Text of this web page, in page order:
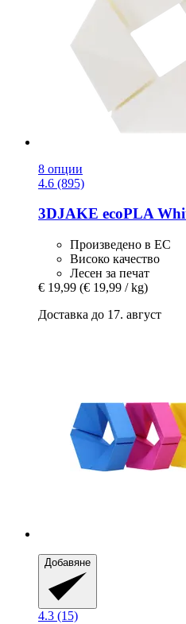
8 опции
4.6 (895)
3DJAKE ecoPLA
Произведено в ЕС
Високо качество
Лесен за печат
€ 19,99 (€ 19,99 / kg)
Доставка до 17. август
Добавяне
4.3 (15)